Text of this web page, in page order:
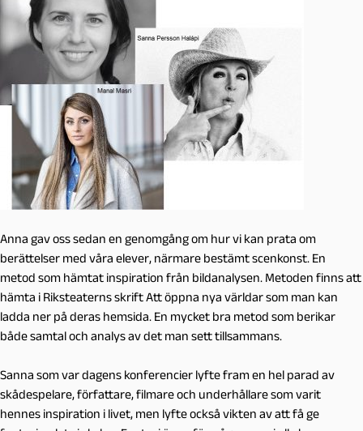
Anna gav oss sedan en genomgång om hur vi kan prata om
berättelser med våra elever, närmare bestämt scenkonst. En
metod som hämtat inspiration från bildanalysen. Metoden finns att
hämta i Riksteaterns skrift Att öppna nya världar som man kan
ladda ner på deras hemsida. En mycket bra metod som berikar
både samtal och analys av det man sett tillsammans.
Sanna som var dagens konferencier lyfte fram en hel parad av
skådespelare, författare, filmare och underhållare som varit
hennes inspiration i livet, men lyfte också vikten av att få ge